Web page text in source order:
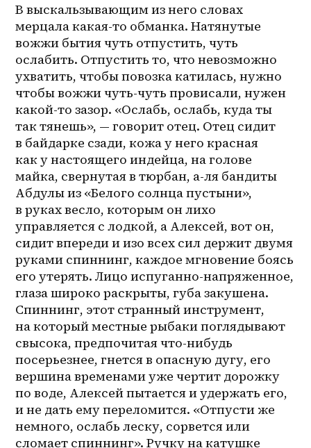
В выскальзывающим из него словах
мерцала какая-то обманка. Натянутые
вожжи бытия чуть отпустить, чуть
ослабить. Отпустить то, что невозможно
ухватить, чтобы повозка катилась, нужно
чтобы вожжи чуть-чуть провисали, нужен
какой-то зазор. «Ослабь, ослабь, куда ты
так тянешь», — говорит отец. Отец сидит
в байдарке сзади, кожа у него красная
как у настоящего индейца, на голове
майка, свернутая в тюрбан, а-ля бандиты
Абдулы из «Белого солнца пустыни»,
в руках весло, которым он лихо
управляется с лодкой, а Алексей, вот он,
сидит впереди и изо всех сил держит двумя
руками спиннинг, каждое мгновение боясь
его утерять. Лицо испуганно-напряженное,
глаза широко раскрыты, губа закушена.
Спиннинг, этот странный инструмент,
на который местные рыбаки поглядывают
свысока, предпочитая что-нибудь
посерьезнее, гнется в опасную дугу, его
вершина временами уже чертит дорожку
по воде, Алексей пытается и удержать его,
и не дать ему переломится. «Отпусти же
немного, ослабь леску, сорвется или
сломает спиннинг». Ручку на катушке